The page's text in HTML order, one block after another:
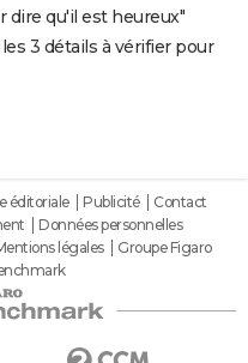
dire qu'il est heureux"
3 détails à vérifier pour
éditoriale Publicité
Contact
Données personnelles
légales
Groupe Figaro